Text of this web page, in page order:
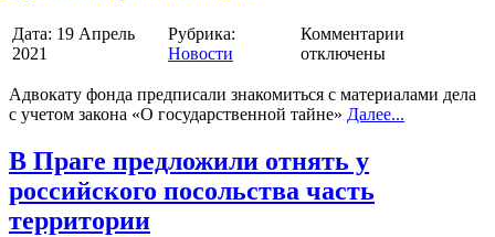
Дата: 19 Апрель
2021
Рубрика:
Новости
Комментарии
отключены
Адвокату фонда предписали знакомиться с материалами дела
с учетом закона «О государственной тайне» Далее...
В Праге предложили отнять у
российского посольства часть
территории